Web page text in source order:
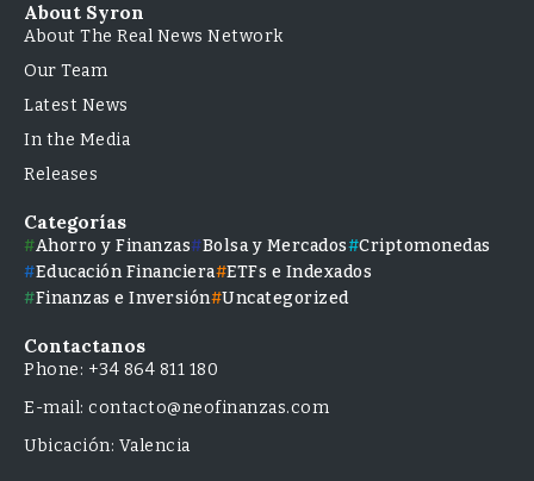
About Syron
About The Real News Network
Our Team
Latest News
In the Media
Releases
Categorías
Ahorro y Finanzas Bolsa y Mercados
Criptomonedas
Educación Financiera ETFs e Indexados
Finanzas e Inversión Uncategorized
Contactanos
Phone: +34 864 811 180
E-mail: contacto@neofinanzas.com
Ubicación: Valencia